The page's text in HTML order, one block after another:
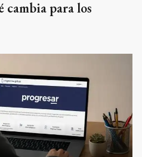
cambia para los